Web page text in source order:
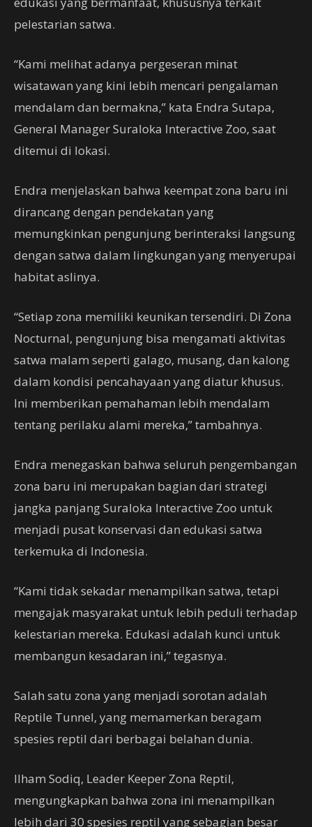
pelestarian satwa.
“Kami melihat adanya pergeseran minat
wisatawan yang kini lebih mencari pengalaman
mendalam dan bermakna,” kata Endra Sutapa,
General Manager Suraloka Interactive Zoo, saat
ditemui di lokasi.
Endra menjelaskan bahwa keempat zona baru ini
dirancang dengan pendekatan yang
memungkinkan pengunjung berinteraksi langsung
dengan satwa dalam lingkungan yang menyerupai
habitat aslinya.
“Setiap zona memiliki keunikan tersendiri. Di Zona
Nocturnal, pengunjung bisa mengamati aktivitas
satwa malam seperti galago, musang, dan kalong
dalam kondisi pencahayaan yang diatur khusus.
Ini memberikan pemahaman lebih mendalam
tentang perilaku alami mereka,” tambahnya.
Endra menegaskan bahwa seluruh pengembangan
zona baru ini merupakan bagian dari strategi
jangka panjang Suraloka Interactive Zoo untuk
menjadi pusat konservasi dan edukasi satwa
terkemuka di Indonesia.
“Kami tidak sekadar menampilkan satwa, tetapi
mengajak masyarakat untuk lebih peduli terhadap
kelestarian mereka. Edukasi adalah kunci untuk
membangun kesadaran ini,” tegasnya.
Salah satu zona yang menjadi sorotan adalah
Reptile Tunnel, yang memamerkan beragam
spesies reptil dari berbagai belahan dunia.
Ilham Sodiq, Leader Keeper Zona Reptil,
mengungkapkan bahwa zona ini menampilkan
lebih dari 30 spesies reptil yang sebagian besar